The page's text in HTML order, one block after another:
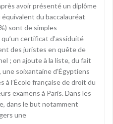
avoir présenté un diplôme
du baccalauréat
sont de simples
certificat d’assiduité
des juristes en quête de
; on ajoute à la liste, du fait
soixantaine d’Égyptiens
l’École française de droit du
examens à Paris. Dans les
dans le but notamment
une